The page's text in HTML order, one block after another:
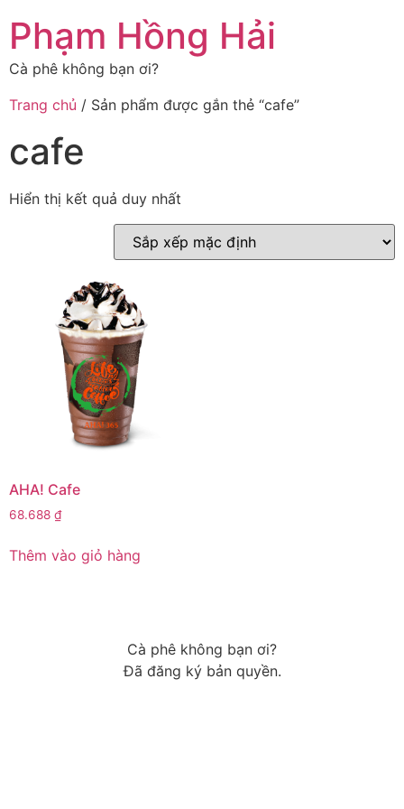
đến
nội
dung
Phạm Hồng Hải
Cà phê không bạn ơi?
Trang chủ / Sản phẩm được gắn thẻ “cafe”
cafe
Hiển thị kết quả duy nhất
AHA! Cafe
68.688 ₫
Thêm vào giỏ hàng
Cà phê không bạn ơi?
Đã đăng ký bản quyền.